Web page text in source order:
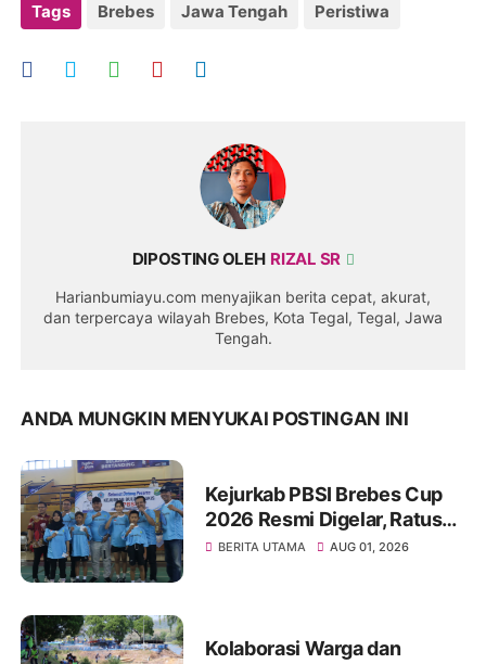
Tags Brebes Jawa Tengah Peristiwa
DIPOSTING OLEH RIZAL SR
Harianbumiayu.com menyajikan berita cepat, akurat,
dan terpercaya wilayah Brebes, Kota Tegal, Tegal, Jawa
Tengah.
ANDA MUNGKIN MENYUKAI POSTINGAN INI
Kejurkab PBSI Brebes Cup
2026 Resmi Digelar, Ratusan
Atlet Muda Brebes Siap
BERITA UTAMA AUG 01, 2026
Kolaborasi Warga dan